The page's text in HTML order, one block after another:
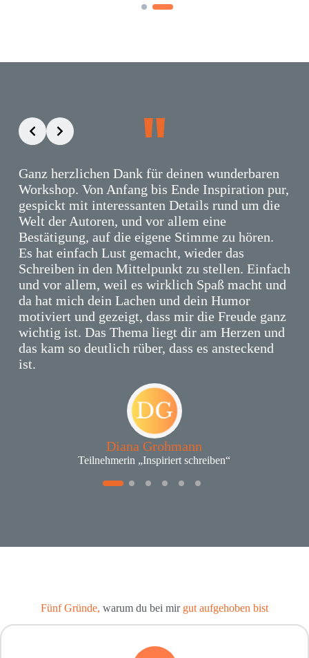
Ganz herzlichen Dank für deinen wunderbaren
Workshop. Von Anfang bis Ende Inspiration pur,
gespickt mit interessanten Details rund um die
Welt der Autoren, und vor allem eine
Bestätigung, auf die eigene Stimme zu hören.
Es hat einfach Lust gemacht, wieder das
Schreiben in den Mittelpunkt zu stellen. Einfach
und vor allem, weil es wirklich Spaß macht und
da hat mich dein Lachen und dein Humor
motiviert und gezeigt, dass mir die Freude ganz
wichtig ist. Das Thema liegt dir am Herzen und
das kam so deutlich rüber, dass es ansteckend
ist.
Diana Grohmann
Teilnehmerin „Inspiriert schreiben“
Fünf Gründe, warum du bei mir gut aufgehoben bist